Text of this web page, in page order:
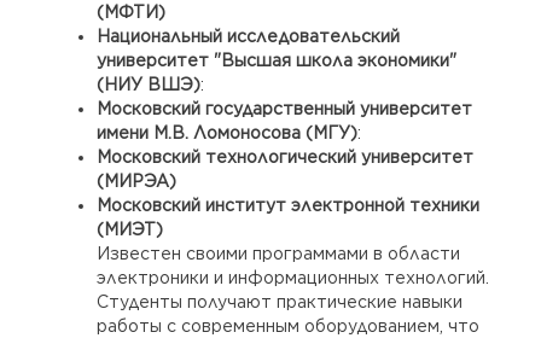
(МФТИ)
Национальный исследовательский
университет "Высшая школа экономики"
(НИУ ВШЭ):
Московский государственный университет
имени М.В. Ломоносова (МГУ):
Московский технологический университет
(МИРЭА)
Московский институт электронной техники
(МИЭТ)
Известен своими программами в области
электроники и информационных технологий.
Студенты получают практические навыки
работы с современным оборудованием, что